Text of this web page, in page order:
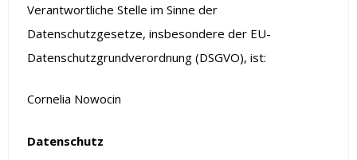
Verantwortliche Stelle im Sinne der
Datenschutzgesetze, insbesondere der EU-
Datenschutzgrundverordnung (DSGVO), ist:
Cornelia Nowocin
Datenschutz